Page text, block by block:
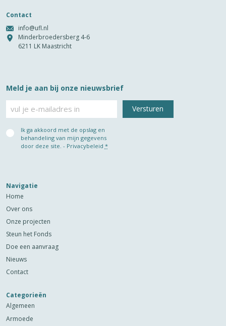
Contact
info@ufl.nl
Minderbroedersberg 4-6
6211 LK Maastricht
Meld je aan bij onze nieuwsbrief
mailadres
Privacy
(Vereist)
Ik ga akkoord met de opslag en
behandeling van mijn gegevens
door deze site. - Privacybeleid *
Navigatie
Home
Over ons
Onze projecten
Steun het Fonds
Doe een aanvraag
Nieuws
Contact
Categorieën
Algemeen
Armoede